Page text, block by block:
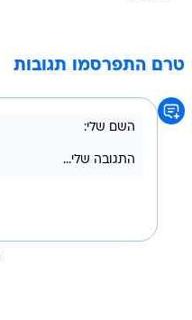
טרם התפרסמו תגובות